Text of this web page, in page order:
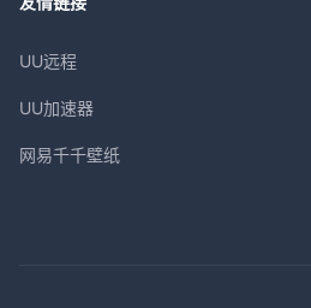
UU远程
UU加速器
网易千千壁纸